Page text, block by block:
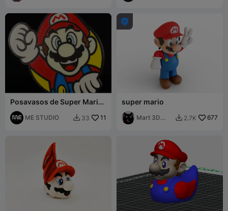
Posavasos de Super Mario,
Arte mural
ME STUDIO  33 11

super mario
Mart 3D
 2.7K 677